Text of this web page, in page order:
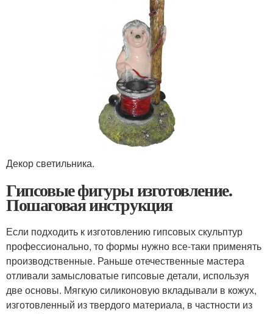
Декор светильника.
Гипсовые фигуры изготовление.
Пошаговая инструкция
Если подходить к изготовлению гипсовых скульптур
профессионально, то формы нужно все-таки применять
производственные. Раньше отечественные мастера
отливали замысловатые гипсовые детали, используя
две основы. Мягкую силиконовую вкладывали в кожух,
изготовленный из твердого материала, в частности из